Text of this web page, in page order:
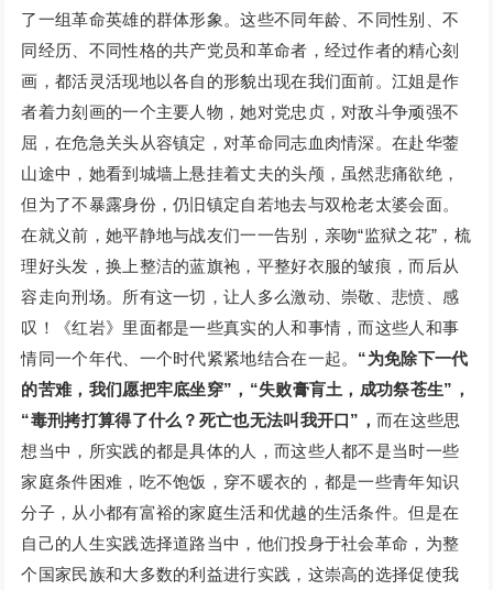
了一组革命英雄的群体形象。这些不同年龄、不同性别、不
同经历、不同性格的共产党员和革命者，经过作者的精心刻
画，都活灵活现地以各自的形貌出现在我们面前。江姐是作
者着力刻画的一个主要人物，她对党忠贞，对敌斗争顽强不
屈，在危急关头从容镇定，对革命同志血肉情深。在赴华蓥
山途中，她看到城墙上悬挂着丈夫的头颅，虽然悲痛欲绝，
但为了不暴露身份，仍旧镇定自若地去与双枪老太婆会面。
在就义前，她平静地与战友们一一告别，亲吻“监狱之花”，梳
理好头发，换上整洁的蓝旗袍，平整好衣服的皱痕，而后从
容走向刑场。所有这一切，让人多么激动、崇敬、悲愤、感
叹！《红岩》里面都是一些真实的人和事情，而这些人和事
情同一个年代、一个时代紧紧地结合在一起。 “为免除下一代
的苦难，我们愿把牢底坐穿”，“失败膏肓土，成功祭苍生”，
“毒刑拷打算得了什么？死亡也无法叫我开口”，而在这些思
想当中，所实践的都是具体的人，而这些人都不是当时一些
家庭条件困难，吃不饱饭，穿不暖衣的，都是一些青年知识
分子，从小都有富裕的家庭生活和优越的生活条件。但是在
自己的人生实践选择道路当中，他们投身于社会革命，为整
个国家民族和大多数的利益进行实践，这崇高的选择促使我